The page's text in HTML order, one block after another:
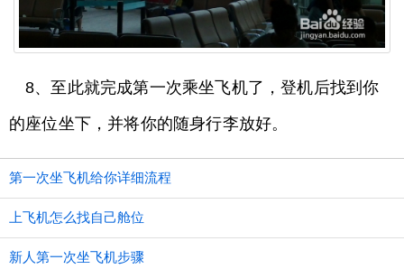
8、至此就完成第一次乘坐飞机了，登机后找到你
的座位坐下，并将你的随身行李放好。
第一次坐飞机给你详细流程
上飞机怎么找自己舱位
新人第一次坐飞机步骤